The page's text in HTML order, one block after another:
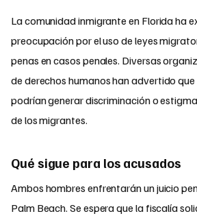
La comunidad inmigrante en Florida ha
preocupación por el uso de leyes
penas en casos penales. Diversas
de derechos humanos han advertido
podrían generar discriminación o
de los migrantes.
Qué sigue para los acusados
Ambos hombres enfrentarán un juicio
Palm Beach. Se espera que la fiscalía